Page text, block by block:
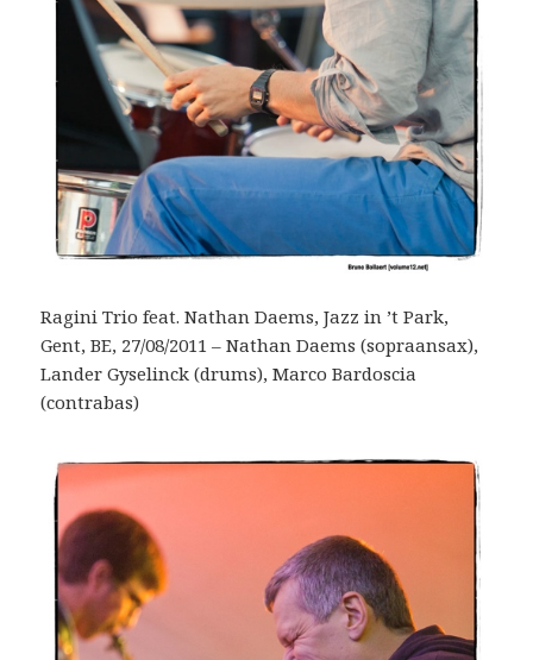
Ragini Trio feat. Nathan Daems, Jazz in ’t Park,
Gent, BE, 27/08/2011 – Nathan Daems (sopraansax),
Lander Gyselinck (drums), Marco Bardoscia
(contrabas)